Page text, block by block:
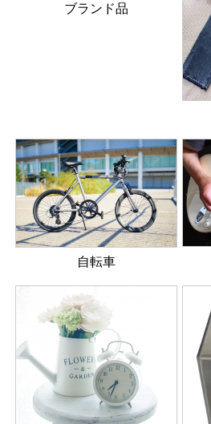
ブランド品
自転車